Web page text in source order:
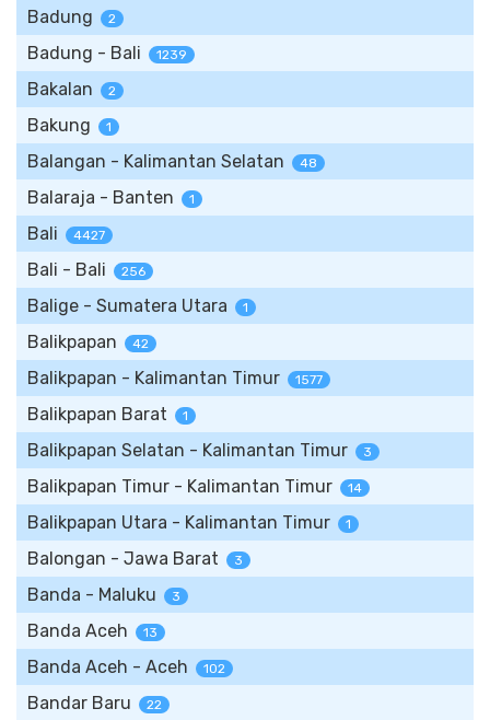
Badung 2
Badung - Bali 1239
Bakalan 2
Bakung 1
Balangan - Kalimantan Selatan 48
Balaraja - Banten 1
Bali 4427
Bali - Bali 256
Balige - Sumatera Utara 1
Balikpapan 42
Balikpapan - Kalimantan Timur 1577
Balikpapan Barat 1
Balikpapan Selatan - Kalimantan Timur 3
Balikpapan Timur - Kalimantan Timur 14
Balikpapan Utara - Kalimantan Timur 1
Balongan - Jawa Barat 3
Banda - Maluku 3
Banda Aceh 13
Banda Aceh - Aceh 102
Bandar Baru 22